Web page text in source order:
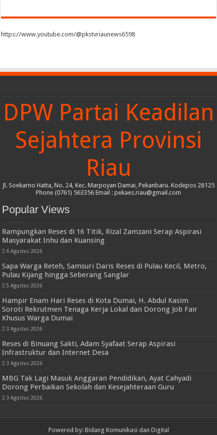
https://www.youtube.com/@pkstvriaunews6598
DPW Partai Keadilan
Sejahtera Provinsi
Riau
Jl. Soekarno Hatta, No. 24, Kec. Marpoyan Damai, Pekanbaru. Kodepos 28125
Phone (0761) 563356 Email : pekaes.riau@gmail.com
Popular Views
Rampungkan Reses di 16 Titik, Rizal Zamzani Serap Aspirasi
Masyarakat Inhu dan Kuansing
6 Agustus 2026
Sapa Warga Reteh, Samsuri Daris Reses di Pulau Kecil, Metro,
Pulau Kijang hingga Seberang Sanglar
5 Agustus 2026
Hampir Enam Hari Reses di Kota Dumai, H. Abdul Kasim
Soroti Rekrutmen Tenaga Kerja Lokal dan Dorong Job Fair
Khusus Warga Dumai
3 Agustus 2026
Reses di Binuang Sakti, Adam Syafaat Serap Aspirasi
Infrastruktur dan Internet Desa
3 Agustus 2026
MBG Tak Lagi Masuk Anggaran Pendidikan, Ayat Cahyadi
Dorong Perbaikan Sekolah dan Kesejahteraan Guru
3 Agustus 2026
Powered by: Bidang Komunikasi dan Digital